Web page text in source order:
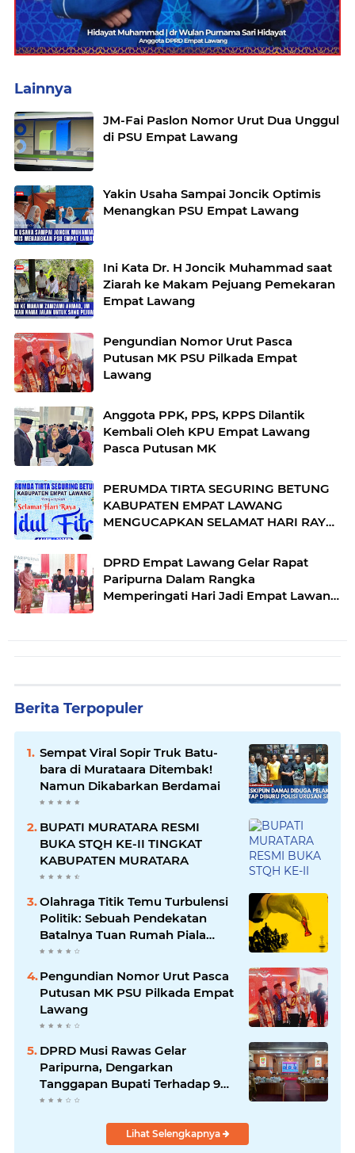
Lainnya
JM-Fai Paslon Nomor Urut Dua Unggul
di PSU Empat Lawang
Yakin Usaha Sampai Joncik Optimis
Menangkan PSU Empat Lawang
Ini Kata Dr. H Joncik Muhammad saat
Ziarah ke Makam Pejuang Pemekaran
Empat Lawang
Pengundian Nomor Urut Pasca
Putusan MK PSU Pilkada Empat
Lawang
Anggota PPK, PPS, KPPS Dilantik
Kembali Oleh KPU Empat Lawang
Pasca Putusan MK
PERUMDA TIRTA SEGURING BETUNG
KABUPATEN EMPAT LAWANG
MENGUCAPKAN SELAMAT HARI RAYA
DPRD Empat Lawang Gelar Rapat
Paripurna Dalam Rangka
Memperingati Hari Jadi Empat Lawang
Berita Terpopuler
Sempat Viral Sopir Truk Batu-
bara di Murataara Ditembak!
Namun Dikabarkan Berdamai
BUPATI MURATARA RESMI
BUKA STQH KE-II TINGKAT
KABUPATEN MURATARA
Olahraga Titik Temu Turbulensi
Politik: Sebuah Pendekatan
Batalnya Tuan Rumah Piala
Dunia U-20
Pengundian Nomor Urut Pasca
Putusan MK PSU Pilkada Empat
Lawang
DPRD Musi Rawas Gelar
Paripurna, Dengarkan
Tanggapan Bupati Terhadap 9
Raperda Inisiatif
Lihat Selengkapnya